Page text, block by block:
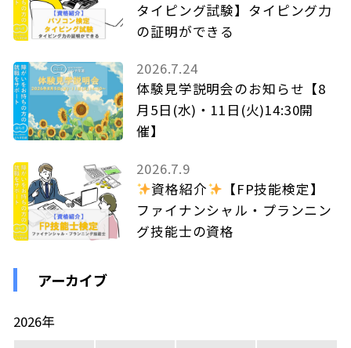
タイピング試験】タイピング力
の証明ができる
2026.7.24
体験見学説明会のお知らせ【8
月5日(水)・11日(火)14:30開
催】
2026.7.9
資格紹介
【FP技能検定】
ファイナンシャル・プランニン
グ技能士の資格
アーカイブ
2026年